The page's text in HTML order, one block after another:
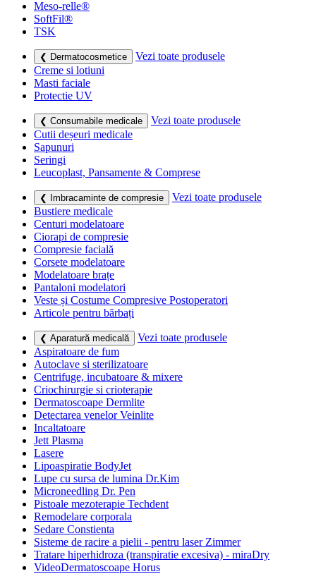
Meso-relle®
SoftFil®
TSK
❮ Dermatocosmetice
Vezi toate produsele
Creme si lotiuni
Masti faciale
Protectie UV
❮ Consumabile medicale
Vezi toate produsele
Cutii deșeuri medicale
Sapunuri
Seringi
Leucoplast, Pansamente & Comprese
❮ Imbracaminte de compresie
Vezi toate produsele
Bustiere medicale
Centuri modelatoare
Ciorapi de compresie
Compresie facială
Corsete modelatoare
Modelatoare brațe
Pantaloni modelatori
Veste și Costume Compresive Postoperatori
Articole pentru bărbați
❮ Aparatură medicală
Vezi toate produsele
Aspiratoare de fum
Autoclave si sterilizatoare
Centrifuge, incubatoare & mixere
Criochirurgie si crioterapie
Dermatoscoape Dermlite
Detectarea venelor Veinlite
Incaltatoare
Jett Plasma
Lasere
Lipoaspiratie BodyJet
Lupe cu sursa de lumina Dr.Kim
Microneedling Dr. Pen
Pistoale mezoterapie Techdent
Remodelare corporala
Sedare Constienta
Sisteme de racire a pielii - pentru laser Zimmer
Tratare hiperhidroza (transpiratie excesiva) - miraDry
VideoDermatoscoape Horus